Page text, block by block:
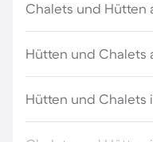
Chalets und Hütten
Hütten und Chalets
Hütten und Chalets